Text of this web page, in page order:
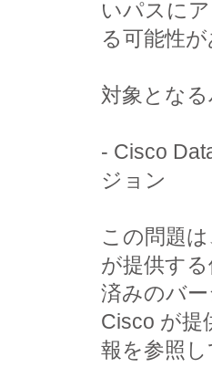
いパスに
る可能性
対象とな
- Cisco
ジョン
この問題
が提供す
済みのバ
Cisco が提
報を参照